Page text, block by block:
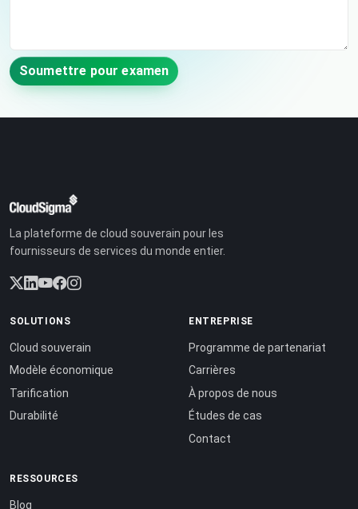
Soumettre pour examen
La plateforme de cloud souverain pour les
fournisseurs de services du monde entier.
SOLUTIONS
Cloud souverain
Modèle économique
Tarification
Durabilité
ENTREPRISE
Programme de partenariat
Carrières
À propos de nous
Études de cas
Contact
RESSOURCES
Blog